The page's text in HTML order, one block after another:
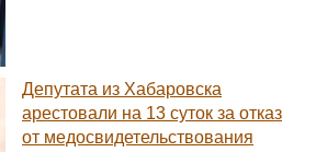
Депутата из Хабаровска
арестовали на 13 суток за отказ
от медосвидетельствования